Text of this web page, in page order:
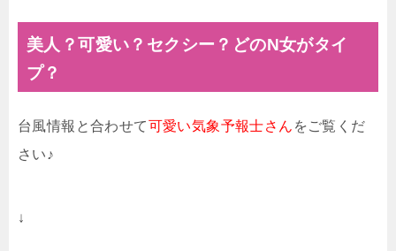
美人？可愛い？セクシー？どのN女がタイ
プ？
台風情報と合わせて可愛い気象予報士さん をご覧くだ
さい♪
↓